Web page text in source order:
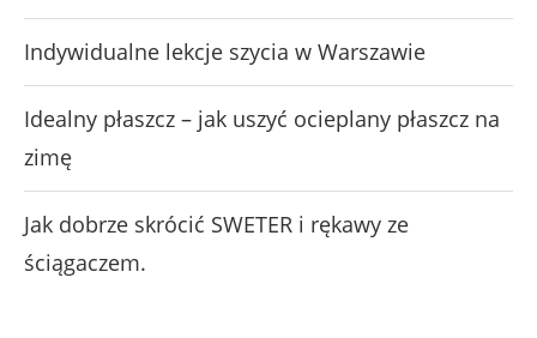
Indywidualne lekcje szycia w Warszawie
Idealny płaszcz – jak uszyć ocieplany płaszcz na
zimę
Jak dobrze skrócić SWETER i rękawy ze
ściągaczem.